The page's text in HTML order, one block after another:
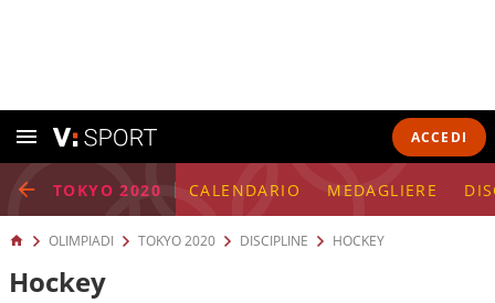
ACCEDI
TOKYO 2020 CALENDARIO MEDAGLIERE
OLIMPIADI TOKYO 2020 DISCIPLINE HOCKEY
Hockey